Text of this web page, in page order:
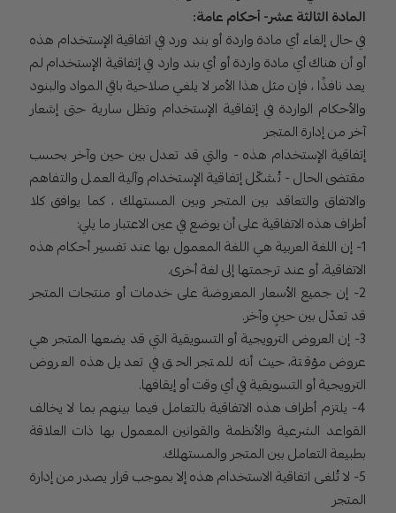
المادة الثالثة عشر- أحكام عامة:
في حال إلغاء أي مادة واردة أو بند ورد في اتفاقية الإستخدام هذه
أو أن هناك أي مادة واردة أو أي بند وارد في إتفاقية الإستخدام لم
يعد نافذًا ، فإن مثل هذا الأمر لا يلغي صلاحية باقي المواد والبنود
والأحكام الواردة في إتفاقية الإستخدام وتظل سارية حتى إشعار
آخر من إدارة المتجر
إتفاقية الإستخدام هذه - والتي قد تعدل بين حين وآخر بحسب
مقتضى الحال - تُشكّل إتفاقية الإستخدام وآلية العمل والتفاهم
والاتفاق والتعاقد بين المتجر وبين المستهلك ، كما يوافق كلا
أطراف هذه الاتفاقية على أن يوضع في عين الاعتبار ما يلي:
1- إن اللغة العربية هي اللغة المعمول بها عند تفسير أحكام هذه
الاتفاقية، أو عند ترجمتها إلى لغة أخرى.
2- إن جميع الأسعار المعروضة على خدمات أو منتجات المتجر
قد تعدّل بين حينٍ وآخر.
3- إن العروض الترويجية أو التسويقية التي قد يضعها المتجر هي
عروض مؤقتة، حيث أنه للمتجر الحق في تعديل هذه العروض
الترويجية أو التسويقية في أي وقت أو إيقافها.
4- يلتزم أطراف هذه الاتفاقية بالتعامل فيما بينهم بما لا يخالف
القواعد الشرعية والأنظمة والقوانين المعمول بها ذات العلاقة
بطبيعة التعامل بين المتجر والمستهلك.
5- لا تُلغى اتفاقية الاستخدام هذه إلا بموجب قرار يصدر من إدارة
المتجر